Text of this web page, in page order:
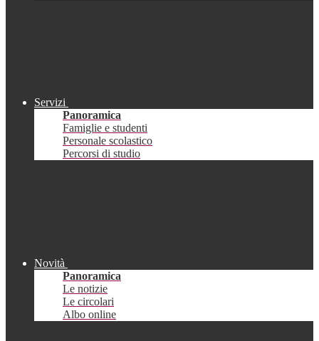
Servizi
Panoramica
Famiglie e studenti
Personale scolastico
Percorsi di studio
Novità
Panoramica
Le notizie
Le circolari
Albo online